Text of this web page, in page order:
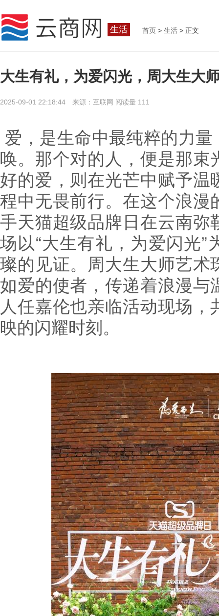
生活 首页 > 生活 > 正文
大生有礼，为爱闪光，周大生大
2025-09-01 22:18:44 来源：互联网 阅读量 111
爱，是生命中最纯粹的力
唤。那个对的人，便是那
好的爱，则在光芒中赋予
程中无畏前行。在这个浪漫
手天猫超级品牌日在云南弥
场以“大生有礼，为爱闪光
璨的见证。周大生大师艺术
如爱的使者，传递着浪漫
人任嘉伦也亲临活动现场
映的闪耀时刻。